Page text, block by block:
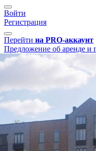
Войти
Регистрация
Перейти на PRO-аккаунт
Предложение об аренде и